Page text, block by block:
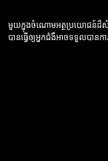
មួយក្នុងចំណោមអត្ថប្រយោជន៍ដ៏សំ
បានធ្វើឲ្យអ្នកជំងឺអាចទទួលបាន